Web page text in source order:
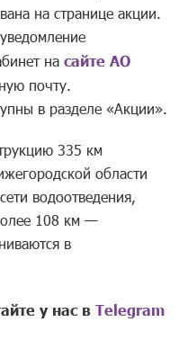
на странице акции.
насайте АО
почту.
в разделе «Акции».
335 км
области
водоотведения,
108 км —
в
у нас вTelegram